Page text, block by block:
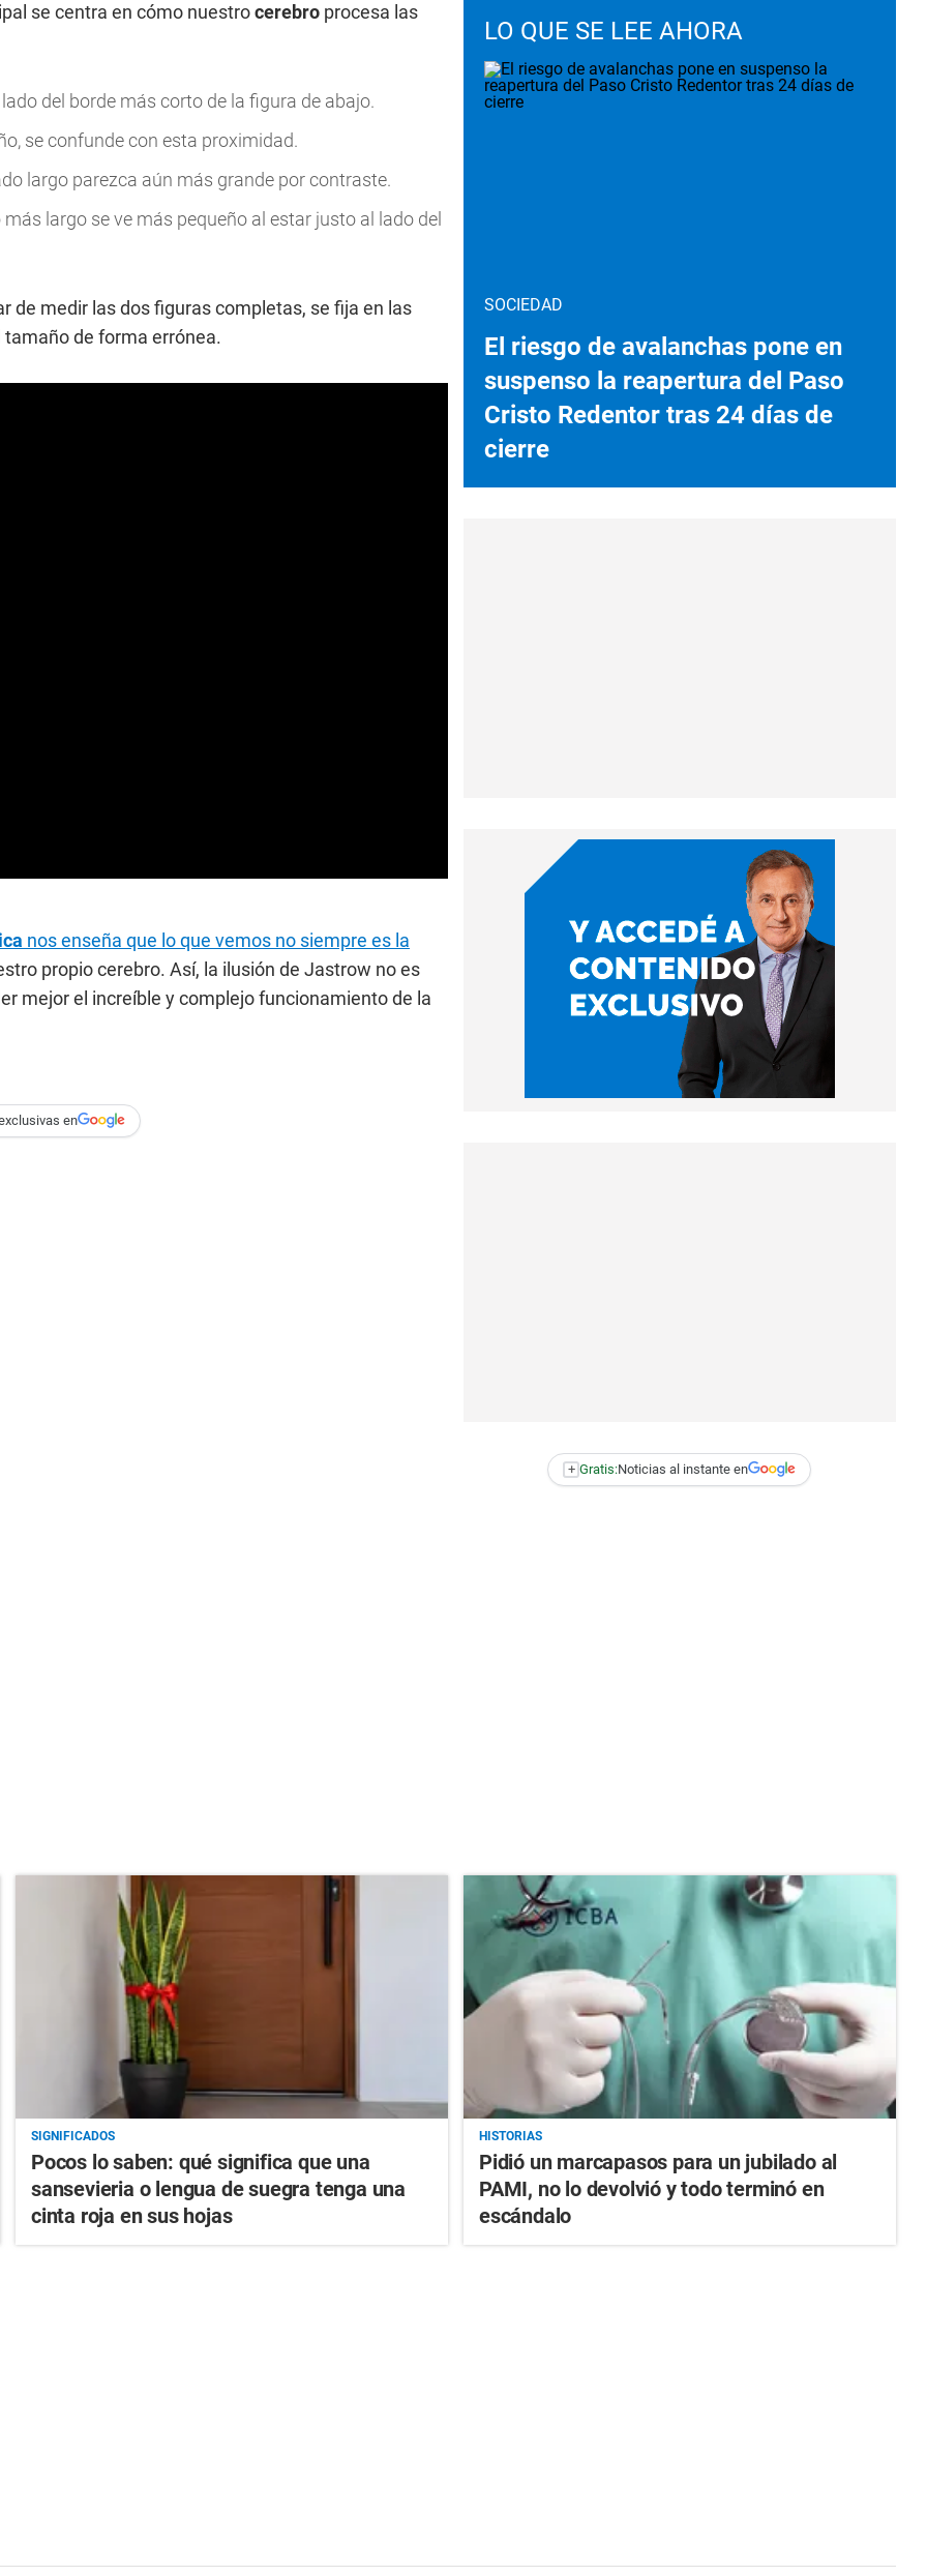
se centra en cómo nuestrocerebro procesa las
del borde más corto de la figura de abajo.
se confunde con esta proximidad.
largo parezca aún más grande por contraste.
largo se ve más pequeño al estar justo al lado del
de medir las dos figuras completas, se fija en las
de forma errónea.
nos enseña que lo que vemos no siempre es la
propio cerebro. Así, la ilusión de Jastrow no es
mejor el increíble y complejo funcionamiento de la
en
LO QUE SE LEE AHORA
SOCIEDAD
El riesgo de avalanchas pone en
suspenso la reapertura del Paso
Cristo Redentor tras 24 días de
cierre
+ Gratis:Noticias al instante en
SIGNIFICADOS
Pocos lo saben: qué significa que una
sansevieria o lengua de suegra tenga una
cinta roja en sus hojas
HISTORIAS
Pidió un marcapasos para un jubilado al
PAMI, no lo devolvió y todo terminó en
escándalo